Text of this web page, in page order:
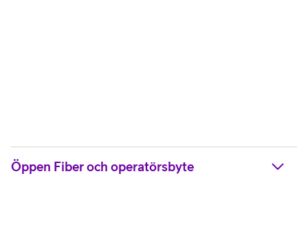
Öppen Fiber och operatörsbyte